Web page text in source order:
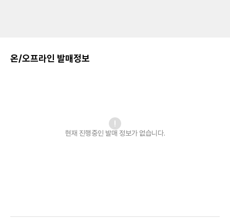
온/오프라인 발매정보
현재 진행중인 발매 정보가 없습니다.